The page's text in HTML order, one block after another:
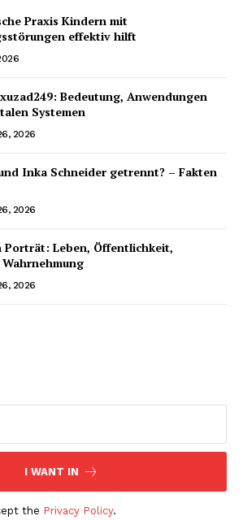
Praxis Kindern mit
effektiv hilft
Bedeutung, Anwendungen
Systemen
2026
Inka Schneider getrennt? – Fakten
2026
Porträt: Leben, Öffentlichkeit,
2026
I WANT IN
the Privacy Policy.